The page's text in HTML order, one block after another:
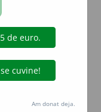
de
definiții.
Am donat deja.